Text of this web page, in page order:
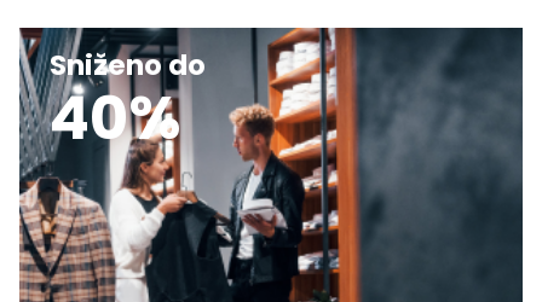
Sniženo do
40%